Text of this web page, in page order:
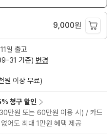
9,000원
일 출고
31 기준) 변경
원 이상 무료)
청구 할인
만원 또는 60만원 이용 시) / 카드
어도 최대 1만원 혜택 제공